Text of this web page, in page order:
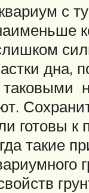
с
дна,
готовы к
такие